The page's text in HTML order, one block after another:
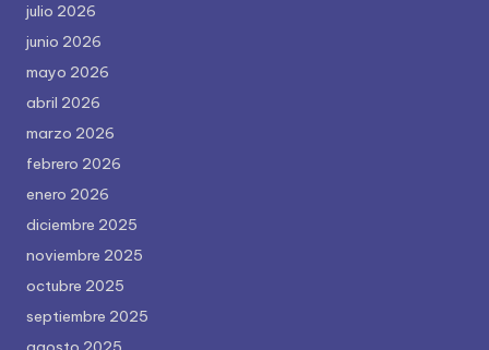
julio 2026
junio 2026
mayo 2026
abril 2026
marzo 2026
febrero 2026
enero 2026
diciembre 2025
noviembre 2025
octubre 2025
septiembre 2025